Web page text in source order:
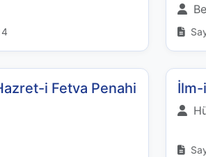
i Fetva Penahi
İlm-